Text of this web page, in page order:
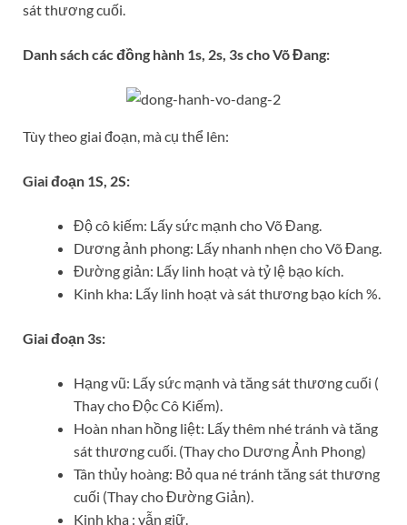
sát thương cuối.
Danh sách các đồng hành 1s, 2s, 3s cho Võ Đang:
Tùy theo giai đoạn, mà cụ thể lên:
Giai đoạn 1S, 2S:
Độ cô kiếm: Lấy sức mạnh cho Võ Đang.
Dương ảnh phong: Lấy nhanh nhẹn cho Võ Đang.
Đường giản: Lấy linh hoạt và tỷ lệ bạo kích.
Kinh kha: Lấy linh hoạt và sát thương bạo kích %.
Giai đoạn 3s:
Hạng vũ: Lấy sức mạnh và tăng sát thương cuối (
Thay cho Độc Cô Kiếm).
Hoàn nhan hồng liệt: Lấy thêm nhé tránh và tăng
sát thương cuối. (Thay cho Dương Ảnh Phong)
Tân thủy hoàng: Bỏ qua né tránh tăng sát thương
cuối (Thay cho Đường Giản).
Kinh kha : vẫn giữ.